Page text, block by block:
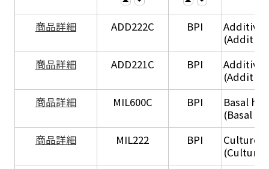
商品詳細 ADD222C BPI
商品詳細
ADD221C BPI
商品詳細
MIL600C BPI
Basal
(Basal
商品詳細
MIL222 BPI
Culture
(Culture